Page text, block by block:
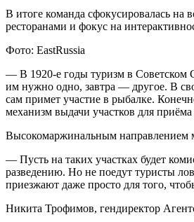
В итоге команда сфокусировалась на
ресторанами и фокус на
Фото: EastRussia
— В 1920-е годы туризм в Советском
им нужно одно, завтра — другое. В
сам примет участие в рыбалке.
механизм выдачи участков для
Высокомаржинальным направлением
— Пусть на таких участках будет
разведению. Но не поедут туристы
приезжают даже просто для того,
Никита Трофимов, гендиректор